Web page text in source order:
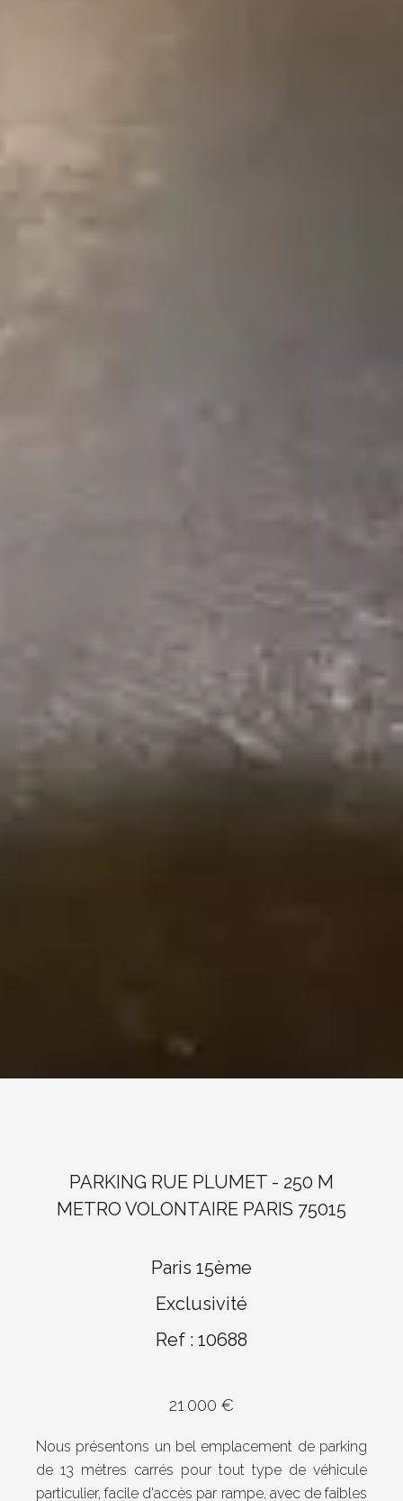
PARKING RUE PLUMET - 250 M
METRO VOLONTAIRE PARIS 75015
Paris 15ème
Exclusivité
Ref : 10688
21 000 €
Nous présentons un bel emplacement de parking
de 13 mètres carrés pour tout type de véhicule
particulier, facile d'accès par rampe, avec de faibles